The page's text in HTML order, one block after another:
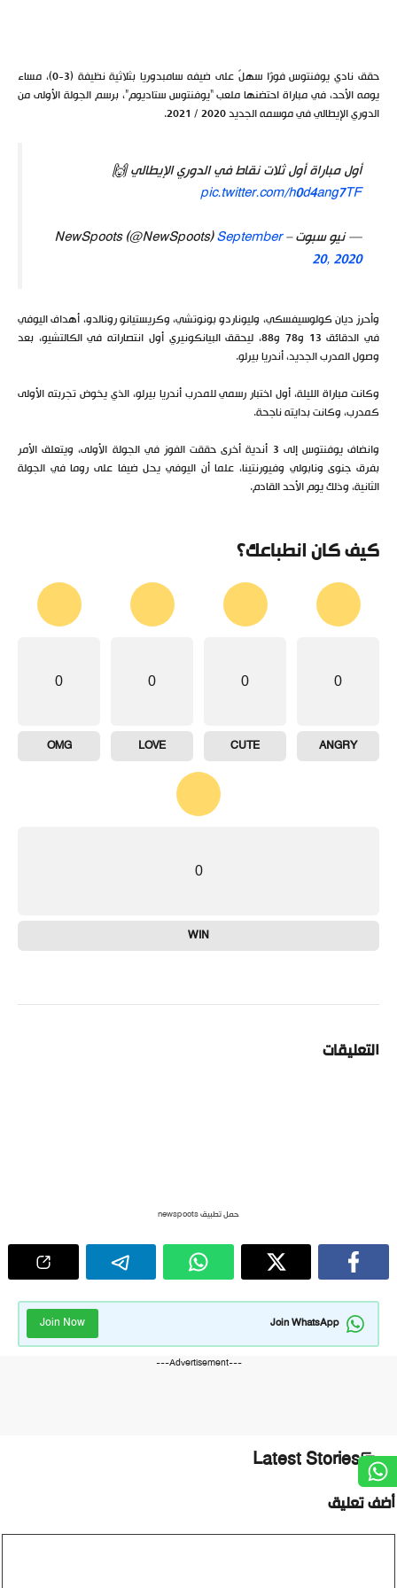
حقق نادي يوفنتوس فوزًا سهلً على ضيفه سامبدوريا بثلاثية نظيفة (3-0)، مساء
يومه الأحد، في مباراة احتضنها ملعب “يوفنتوس ستاديوم”، برسم الجولة الأولى من
الدوري الإيطالي في موسمه الجديد 2020 / 2021.
أول مباراة أول ثلات نقاط في الدوري الإيطالي 🙌
pic.twitter.com/h0d4ang7TF
— نيو سبوت – NewSpoots (@NewSpoots)September
20, 2020
وأحرز ديان كولوسيفسكي، وليوناردو بونوتشي، وكريستيانو رونالدو، أهداف اليوفي
في الدقائق 13 و78 و88، ليحقق البيانكونيري أول انتصاراته في الكالتشيو، بعد
وصول المدرب الجديد، أندريا بيرلو.
وكانت مباراة الليلة، أول اختبار رسمي للمدرب أندريا بيرلو، الذي يخوض تجربته الأولى
كمدرب، وكانت بدايته ناجحة.
وانضاف يوفنتوس إلى 3 أندية أخرى حققت الفوز في الجولة الأولى، ويتعلق الأمر
بفرق جنوى ونابولي وفيورنتينا، علما أن اليوفي يحل ضيفا على روما في الجولة
الثانية، وذلك يوم الأحد القادم.
كيف كان انطباعك؟
0
ANGRY
0
CUTE
0
LOVE
0
OMG
0
WIN
التعليقات
حمل تطبيق newspoots
Join WhatsApp
Join Now
---Advertisement---
Latest Stories
تعليق